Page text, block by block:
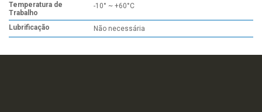
Temperatura de
Trabalho
-10° ~ +60°C
Lubrificação Não necessária